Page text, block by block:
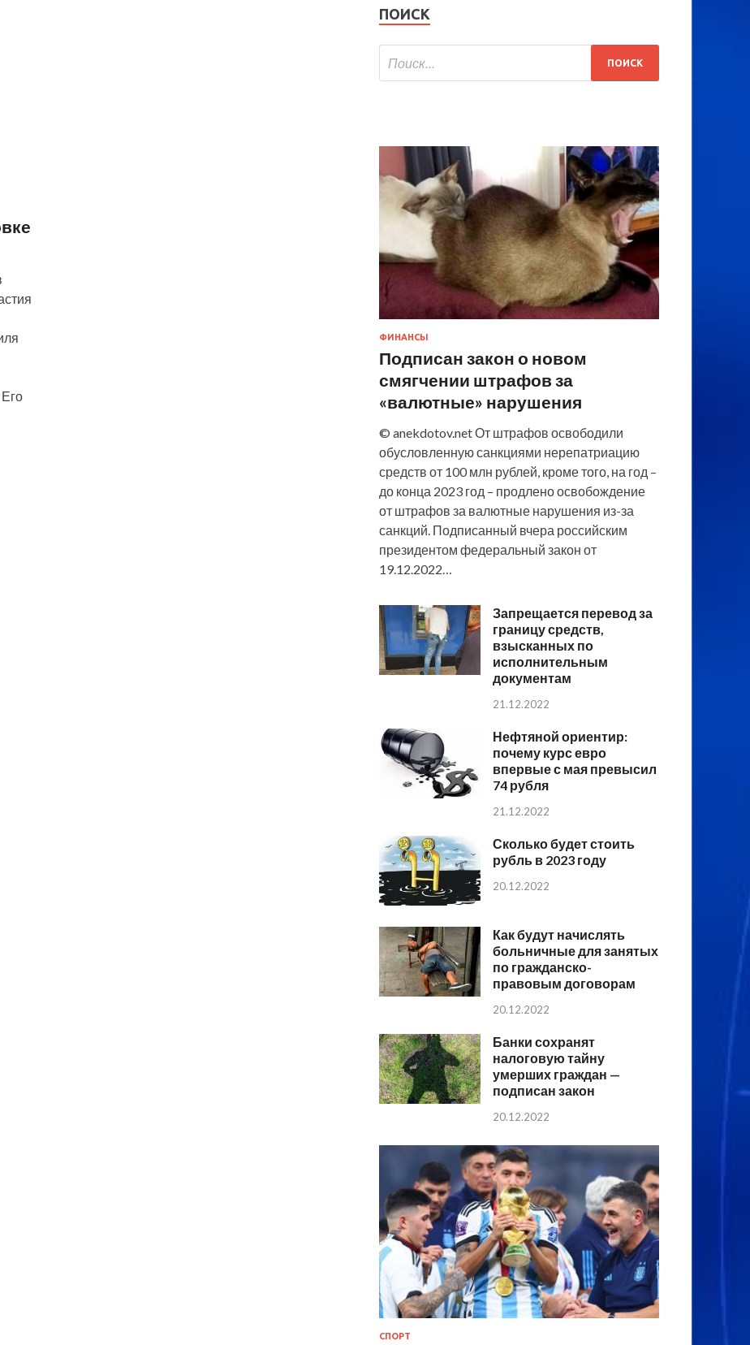
ПОИСК
ФИНАНСЫ
Подписан закон о новом
смягчении штрафов за
«валютные» нарушения
© anekdotov.net От штрафов освободили
обусловленную санкциями нерепатриацию
средств от 100 млн рублей, кроме того, на год –
до конца 2023 год – продлено освобождение
от штрафов за валютные нарушения из-за
санкций. Подписанный вчера российским
президентом федеральный закон от
19.12.2022…
Запрещается перевод за
границу средств,
взысканных по
исполнительным
документам
21.12.2022
Нефтяной ориентир:
почему курс евро
впервые с мая превысил
74 рубля
21.12.2022
Сколько будет стоить
рубль в 2023 году
20.12.2022
Как будут начислять
больничные для занятых
по гражданско-
правовым договорам
20.12.2022
Банки сохранят
налоговую тайну
умерших граждан —
подписан закон
20.12.2022
СПОРТ